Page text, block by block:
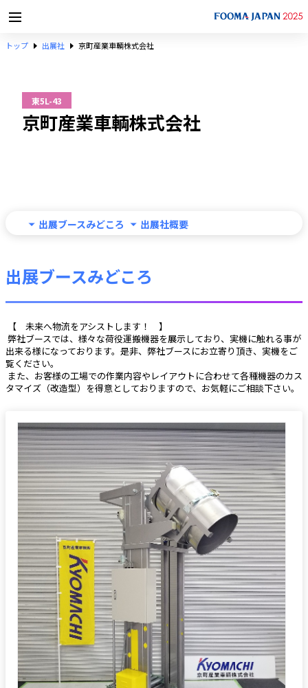
トップ 出展社 京町産業車輌株式会社
東5L-43
京町産業車輌株式会社
出展ブースみどころ 出展社概要
出展ブースみどころ
【　未来へ物流をアシストします！　】
出来る様になっております。是非、弊社ブースにお立寄り頂き、実機をご
覧ください。
タマイズ（改造型）を得意としておりますので、お気軽にご相談下さい。